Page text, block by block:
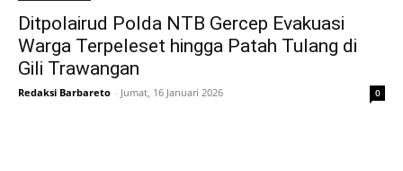
Ditpolairud Polda NTB Gercep Evakuasi
Warga Terpeleset hingga Patah Tulang di
Gili Trawangan
Redaksi Barbareto - Jumat, 16 Januari 2026 0